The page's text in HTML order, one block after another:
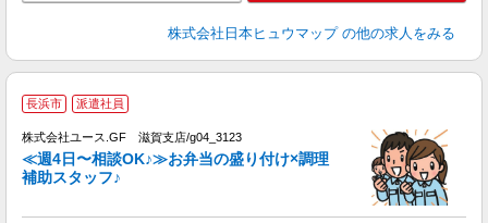
株式会社日本ヒュウマップ の他の求人をみる
長浜市 派遣社員
株式会社ユース.GF 滋賀支店/g04_3123
≪週4日〜相談OK♪≫お弁当の盛り付け×調理
補助スタッフ♪